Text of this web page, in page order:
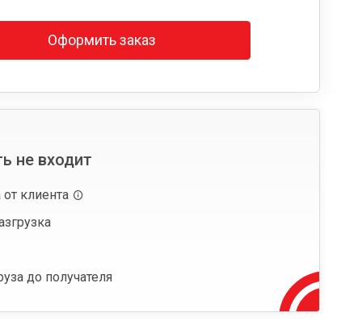
Оформить заказ
не входит
от клиента
до получателя